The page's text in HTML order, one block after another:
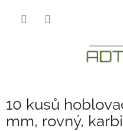
10 kusů
mm, rovný,